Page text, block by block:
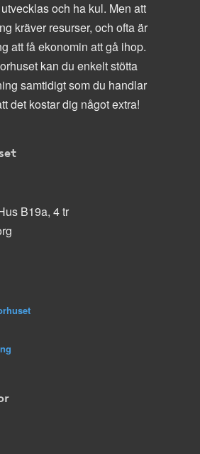
och ha kul. Men att
kräver resurser, och ofta är
att få ekonomin att gå ihop.
kan du enkelt stötta
samtidigt som du handlar
det kostar dig något extra!
B19a, 4 tr